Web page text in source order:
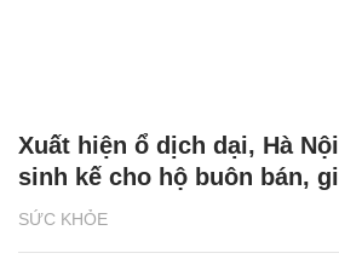
SỨC KHỎE
Xuất hiện ổ dịch dại, Hà
sinh kế cho hộ buôn bán,